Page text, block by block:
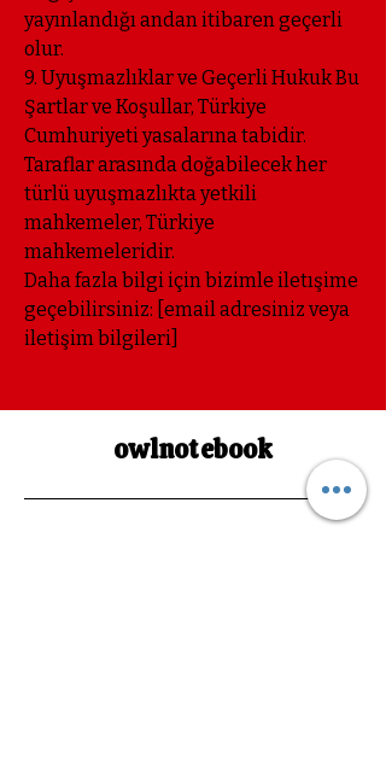
yayınlandığı andan itibaren geçerli
olur.
9. Uyuşmazlıklar ve Geçerli Hukuk Bu
Şartlar ve Koşullar, Türkiye
Cumhuriyeti yasalarına tabidir.
Taraflar arasında doğabilecek her
türlü uyuşmazlıkta yetkili
mahkemeler, Türkiye
mahkemeleridir.
Daha fazla bilgi için bizimle iletışime
geçebilirsiniz: [email adresiniz veya
iletişim bilgileri]
owlnotebook